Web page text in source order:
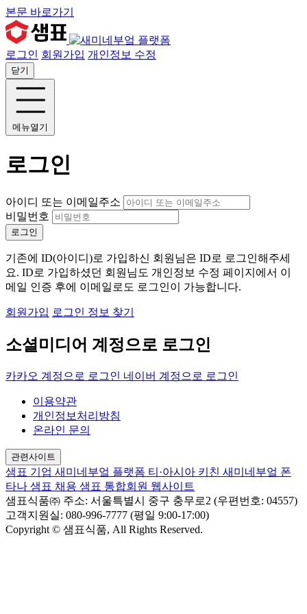
본문 바로가기
로그인 회원가입 개인정보 수정
닫기
메뉴열기
로그인
아이디 또는 이메일주소
비밀번호
로그인
기존에 ID(아이디)로 가입하신 회원님은 ID로 로그인해주세
요. ID로 가입하셨던 회원님도 개인정보 수정 페이지에서 이
메일 인증 후에 이메일로도 로그인이 가능합니다.
회원가입 로그인 정보 찾기
소셜미디어 계정으로 로그인
카카오 계정으로 로그인 네이버 계정으로 로그인
이용약관
개인정보처리방침
온라인 문의
관련사이트
샘표 기업 새미네부엌 플랫폼 티·아시아 키친 새미네부엌 폰
타나 샘표 채용 샘표 통합회원 웹사이트
샘표식품㈜ 주소: 서울특별시 중구 충무로2 (우편번호: 04557)
고객지원실: 080-996-7777 (평일 9:00-17:00)
Copyright © 샘표식품, All Rights Reserved.